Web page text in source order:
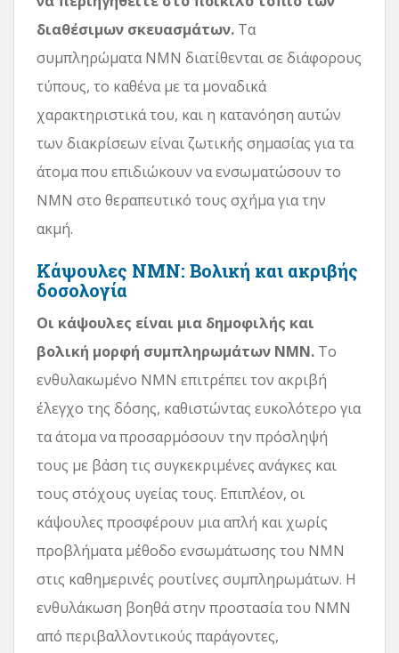
διαθέσιμων σκευασμάτων. Τα
συμπληρώματα NMN διατίθενται σε διάφορους
τύπους, το καθένα με τα μοναδικά
χαρακτηριστικά του, και η κατανόηση αυτών
των διακρίσεων είναι ζωτικής σημασίας για τα
άτομα που επιδιώκουν να ενσωματώσουν το
NMN στο θεραπευτικό τους σχήμα για την
ακμή.
Κάψουλες NMN: Βολική και ακριβής
δοσολογία
Οι κάψουλες είναι μια δημοφιλής και
βολική μορφή συμπληρωμάτων NMN. Το
ενθυλακωμένο NMN επιτρέπει τον ακριβή
έλεγχο της δόσης, καθιστώντας ευκολότερο για
τα άτομα να προσαρμόσουν την πρόσληψή
τους με βάση τις συγκεκριμένες ανάγκες και
τους στόχους υγείας τους. Επιπλέον, οι
κάψουλες προσφέρουν μια απλή και χωρίς
προβλήματα μέθοδο ενσωμάτωσης του NMN
στις καθημερινές ρουτίνες συμπληρωμάτων. Η
ενθυλάκωση βοηθά στην προστασία του NMN
από περιβαλλοντικούς παράγοντες,